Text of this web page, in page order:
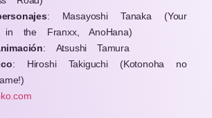
:
Masayoshi Tanaka (Your
in the Franxx, AnoHana)
:
Atsushi Tamura
: Hiroshi Takiguchi
(Kotonoha no